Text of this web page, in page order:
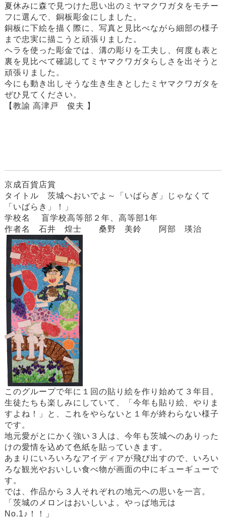
夏休みに森で見つけた思い出のミヤマクワガタをモチー
フに選んで、銅板彫金にしました。
銅板に下絵を描く際に、写真と見比べながら細部の様子
まで忠実に描こうと頑張りました。
ヘラを使った彫金では、溝の彫りを工夫し、何度も表と
裏を見比べて確認してミヤマクワガタらしさを出そうと
頑張りました。
今にも動き出しそうな生き生きとしたミヤマクワガタを
ぜひ見てください。
【教諭 高津戸 俊夫 】
京成百貨店賞
タイトル 茨城へおいでよ～「いばらぎ」じゃなくて
「いばらき」！」
学校名 盲学校高等部２年、高等部1年
作者名 石井 煌士 桑野 美鈴 阿部 瑛治
このグループで年に１回の貼り絵を作り始めて３年目。
生徒たちも楽しみにしていて、「今年も貼り絵、やりま
すよね！」と、これをやらないと１年が終わらない様子
です。
地元愛がとにかく強い３人は、今年も茨城へのありった
けの愛情を込めて色紙を貼っていきます。
あまりにいろいろなアイディアが飛び出すので、いろい
ろな観光やおいしい食べ物が画面の中にギューギューで
す。
では、作品から３人それぞれの地元への思いを一言。
「茨城のメロンはおいしいよ。やっぱ地元は
No.1♪！！」